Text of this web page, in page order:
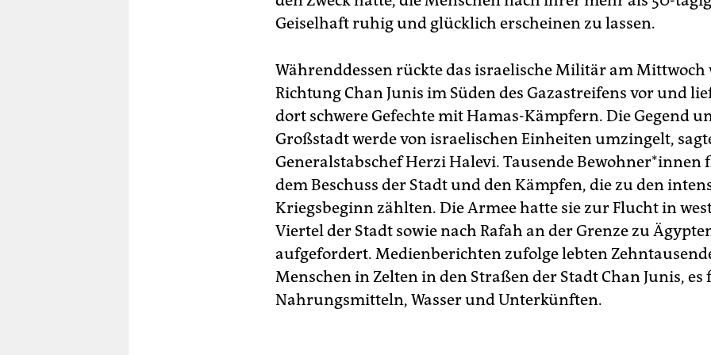
Geiselhaft ruhig und glücklich erscheinen zu lassen.
Währenddessen rückte das israelische Militär am Mittwoch
Richtung Chan Junis im Süden des Gazastreifens vor und
dort schwere Gefechte mit Hamas-Kämpfern. Die Gegend
Großstadt werde von israelischen Einheiten umzingelt,
Generalstabschef Herzi Halevi. Tausende Be­woh­ne­r*in­nen
dem Beschuss der Stadt und den Kämpfen, die zu den
Kriegsbeginn zählten. Die Armee hatte sie zur Flucht in
Viertel der Stadt sowie nach Rafah an der Grenze zu
aufgefordert. Medienberichten zufolge lebten
Menschen in Zelten in den Straßen der Stadt Chan Junis, es
Nahrungsmitteln, Wasser und Unterkünften.